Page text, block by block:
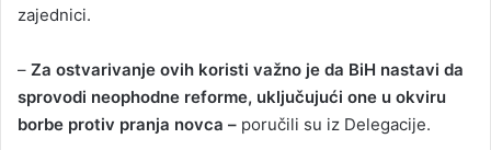
zajednici.
– Za ostvarivanje ovih koristi važno je da BiH nastavi da
sprovodi neophodne reforme, uključujući one u okviru
borbe protiv pranja novca – poručili su iz Delegacije.